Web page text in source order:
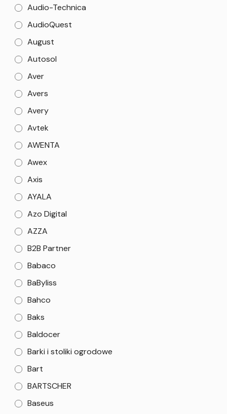
Audio-Technica
AudioQuest
August
Autosol
Aver
Avers
Avery
Avtek
AWENTA
Awex
Axis
AYALA
Azo Digital
AZZA
B2B Partner
Babaco
BaByliss
Bahco
Baks
Baldocer
Barki i stoliki ogrodowe
Bart
BARTSCHER
Baseus